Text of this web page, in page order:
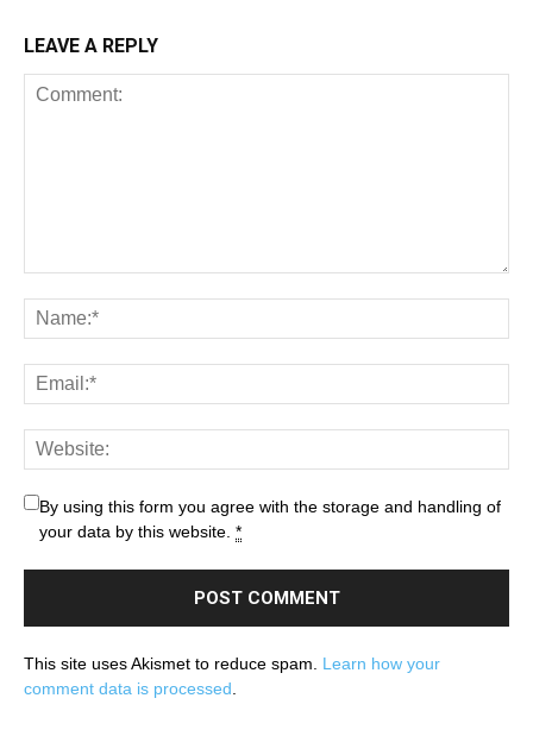
LEAVE A REPLY
By using this form you agree with the storage and handling of
your data by this website. *
This site uses Akismet to reduce spam. Learn how your
comment data is processed.